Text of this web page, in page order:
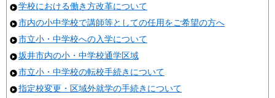
学校における働き方改革について
市内の小中学校で講師等としての任用をご希望の方へ
市立小・中学校への入学について
坂井市内の小・中学校通学区域
市立小・中学校の転校手続きについて
指定校変更・区域外就学の手続きについて